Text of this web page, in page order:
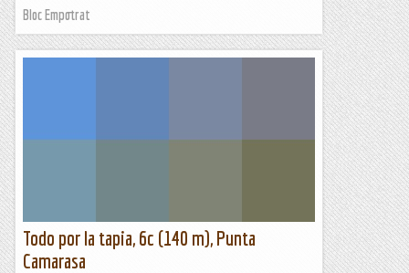
Bloc Empotrat
Todo por la tapia, 6c (140 m), Punta
Camarasa